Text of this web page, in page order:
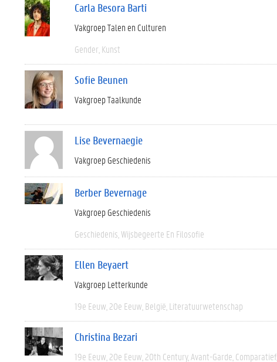
Carla Besora Barti
Vakgroep Talen en Culturen
Gender Kunst
Sofie Beunen
Vakgroep Taalkunde
Lise Bevernaegie
Vakgroep Geschiedenis
Berber Bevernage
Vakgroep Geschiedenis
Geschiedenis Wijsbegeerte En Filosofie
Ellen Beyaert
Vakgroep Letterkunde
19e Eeuw 20e Eeuw België Literatuurwetenschap
Christina Bezari
19e Eeuw 20e Eeuw 20th Century Avant-Garde Comparatief